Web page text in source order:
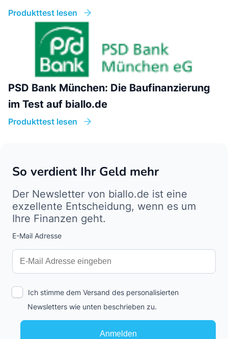
Produkttest lesen
PSD Bank München: Die Baufinanzierung
im Test auf biallo.de
Produkttest lesen
So verdient Ihr Geld mehr
Der Newsletter von biallo.de ist eine
exzellente Entscheidung, wenn es um
Ihre Finanzen geht.
E-Mail Adresse
Interests
Amount
Anmelden
Ich stimme dem Versand des personalisierten
Newsletters wie unten beschrieben zu.